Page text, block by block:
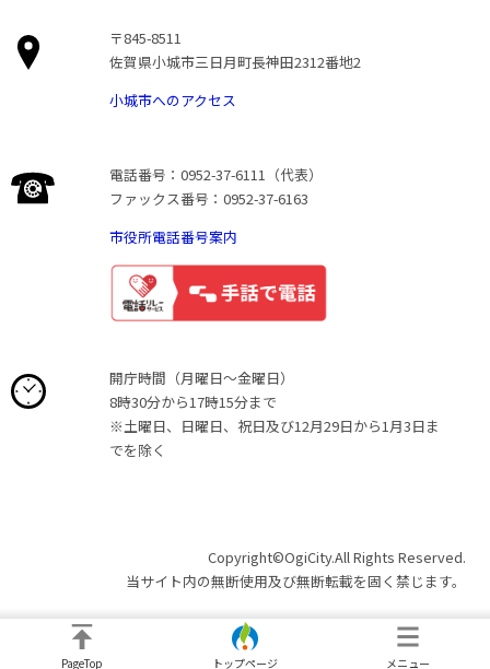
〒845-8511
佐賀県小城市三日月町長神田2312番地2
小城市へのアクセス
電話番号：0952-37-6111（代表）
ファックス番号：0952-37-6163
市役所電話番号案内
開庁時間（月曜日〜金曜日）
8時30分から17時15分まで
※土曜日、日曜日、祝日及び12月29日から1月3日ま
でを除く
Copyright©OgiCity.All Rights Reserved.
当サイト内の無断使用及び無断転載を固く禁じます。
PageTop トップページ メニュー